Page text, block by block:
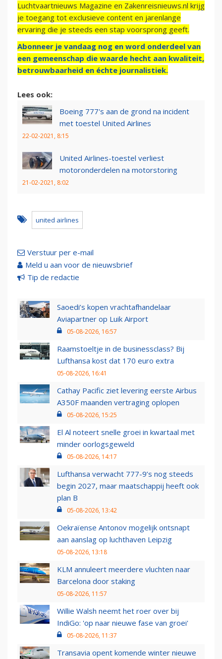
Luchtvaartnieuws Magazine en Zakenreisnieuws.nl krijg
je toegang tot exclusieve content en jarenlange
ervaring die je steeds een stap voorsprong geeft.
Abonneer je vandaag nog en word onderdeel van
een gemeenschap die waarde hecht aan kwaliteit,
betrouwbaarheid en échte journalistiek.
Lees ook:
Boeing 777's aan de grond na incident
met toestel United Airlines
22-02-2021, 8:15
United Airlines-toestel verliest
motoronderdelen na motorstoring
21-02-2021, 8:02
united airlines
Verstuur per e-mail
Meld u aan voor de nieuwsbrief
Tip de redactie
Saoedi’s kopen vrachtafhandelaar
Aviapartner op Luik Airport
05-08-2026, 16:57
Raamstoeltje in de businessclass? Bij
Lufthansa kost dat 170 euro extra
05-08-2026, 16:41
Cathay Pacific ziet levering eerste Airbus
A350F maanden vertraging oplopen
05-08-2026, 15:25
El Al noteert snelle groei in kwartaal met
minder oorlogsgeweld
05-08-2026, 14:17
Lufthansa verwacht 777-9’s nog steeds
begin 2027, maar maatschappij heeft ook
plan B
05-08-2026, 13:42
Oekraïense Antonov mogelijk ontsnapt
aan aanslag op luchthaven Leipzig
05-08-2026, 13:18
KLM annuleert meerdere vluchten naar
Barcelona door staking
05-08-2026, 11:57
Willie Walsh neemt het roer over bij
IndiGo: 'op naar nieuwe fase van groei'
05-08-2026, 11:37
Transavia opent komende winter nieuwe